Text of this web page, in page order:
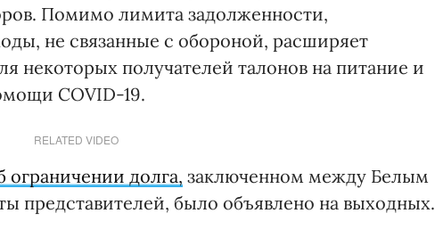
Помимо лимита задолженности,
не связанные с обороной, расширяет
некоторых получателей талонов на питание и
COVID-19.
RELATED VIDEO
ограничении долга, заключенном между Белым
представителей, было объявлено на выходных.